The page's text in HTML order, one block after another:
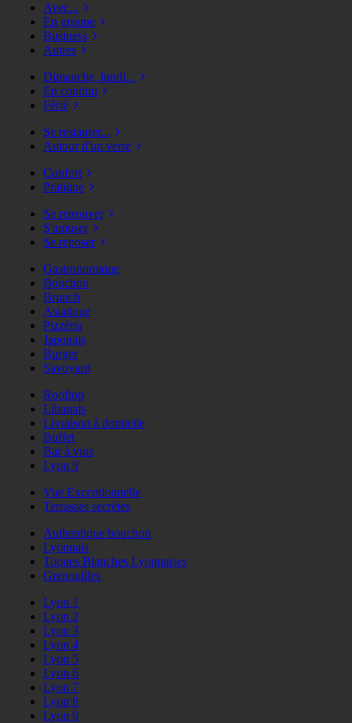
Avec...
En groupe
Business
Autres
Dimanche, lundi...
En continu
Férié
Se restaurer...
Autour d'un verre
Confort
Pratique
Se retrouver
S'amuser
Se reposer
Gastronomique
Bouchon
Brunch
Asiatique
Pizzéria
Japonais
Burger
Savoyard
Rooftop
Libanais
Livraison à domicile
Buffet
Bar à vins
Lyon 9
Vue Exceptionnelle
Terrasses secrètes
Authentique bouchon
Lyonnais
Toques Blanches Lyonnaises
Grenouilles
Lyon 1
Lyon 2
Lyon 3
Lyon 4
Lyon 5
Lyon 6
Lyon 7
Lyon 8
Lyon 9